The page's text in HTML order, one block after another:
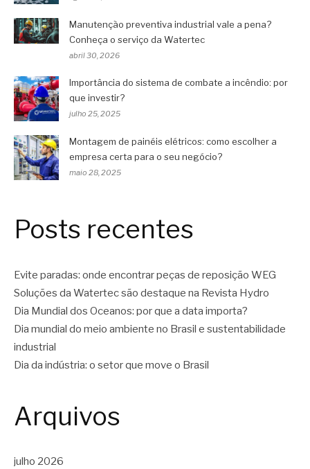
Manutenção preventiva industrial vale a pena?
Conheça o serviço da Watertec
abril 30, 2026
Importância do sistema de combate a incêndio: por
que investir?
julho 25, 2025
Montagem de painéis elétricos: como escolher a
empresa certa para o seu negócio?
maio 28, 2025
Posts recentes
Evite paradas: onde encontrar peças de reposição WEG
Soluções da Watertec são destaque na Revista Hydro
Dia Mundial dos Oceanos: por que a data importa?
Dia mundial do meio ambiente no Brasil e sustentabilidade
industrial
Dia da indústria: o setor que move o Brasil
Arquivos
julho 2026